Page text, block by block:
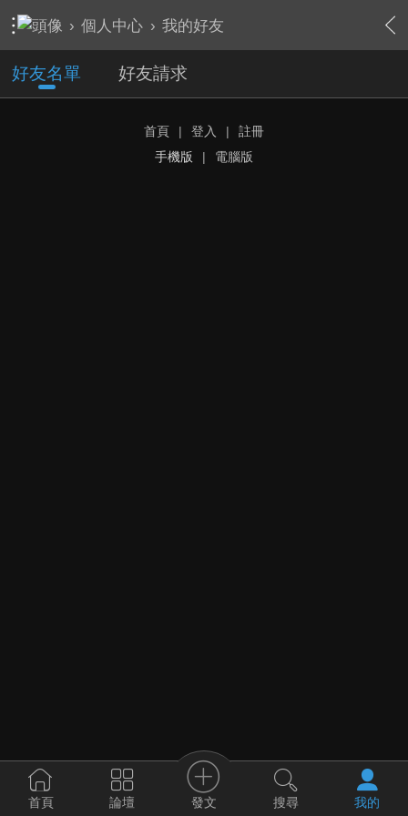
› 個人中心 › 我的好友
好友名單 好友請求
首頁 | 登入 |
註冊
手機版
| 電腦版
首頁 論壇 發文 搜尋 我的